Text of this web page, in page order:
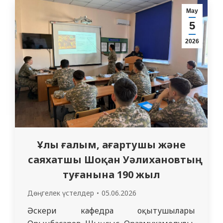
жылы Абай облысының Қалбатау ауылына
жұмыс сапарымен барды. Топ құрамында
жетекші мамандар болды: 1) Жанаспаев
Марат Амангазиевич – дәрігер
травматолог, «Семей медицина
университеті» КеАҚ, травматология және
балалар хирургиясы кафедрасының
меңгерушісі;…
Мау
5
2026
Ұлы ғалым, ағартушы және
саяхатшы Шоқан Уәлихановтың
туғанына 190 жыл
Дөңгелек үстелдер 05.06.2026
Әскери кафедра оқытушылары